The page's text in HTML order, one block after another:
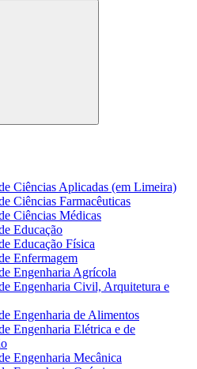
Ciências Aplicadas (em Limeira)
Ciências Farmacêuticas
Ciências Médicas
Educação
Educação Física
Enfermagem
Engenharia Agrícola
Engenharia Civil, Arquitetura e
Engenharia de Alimentos
Engenharia Elétrica e de
Engenharia Mecânica